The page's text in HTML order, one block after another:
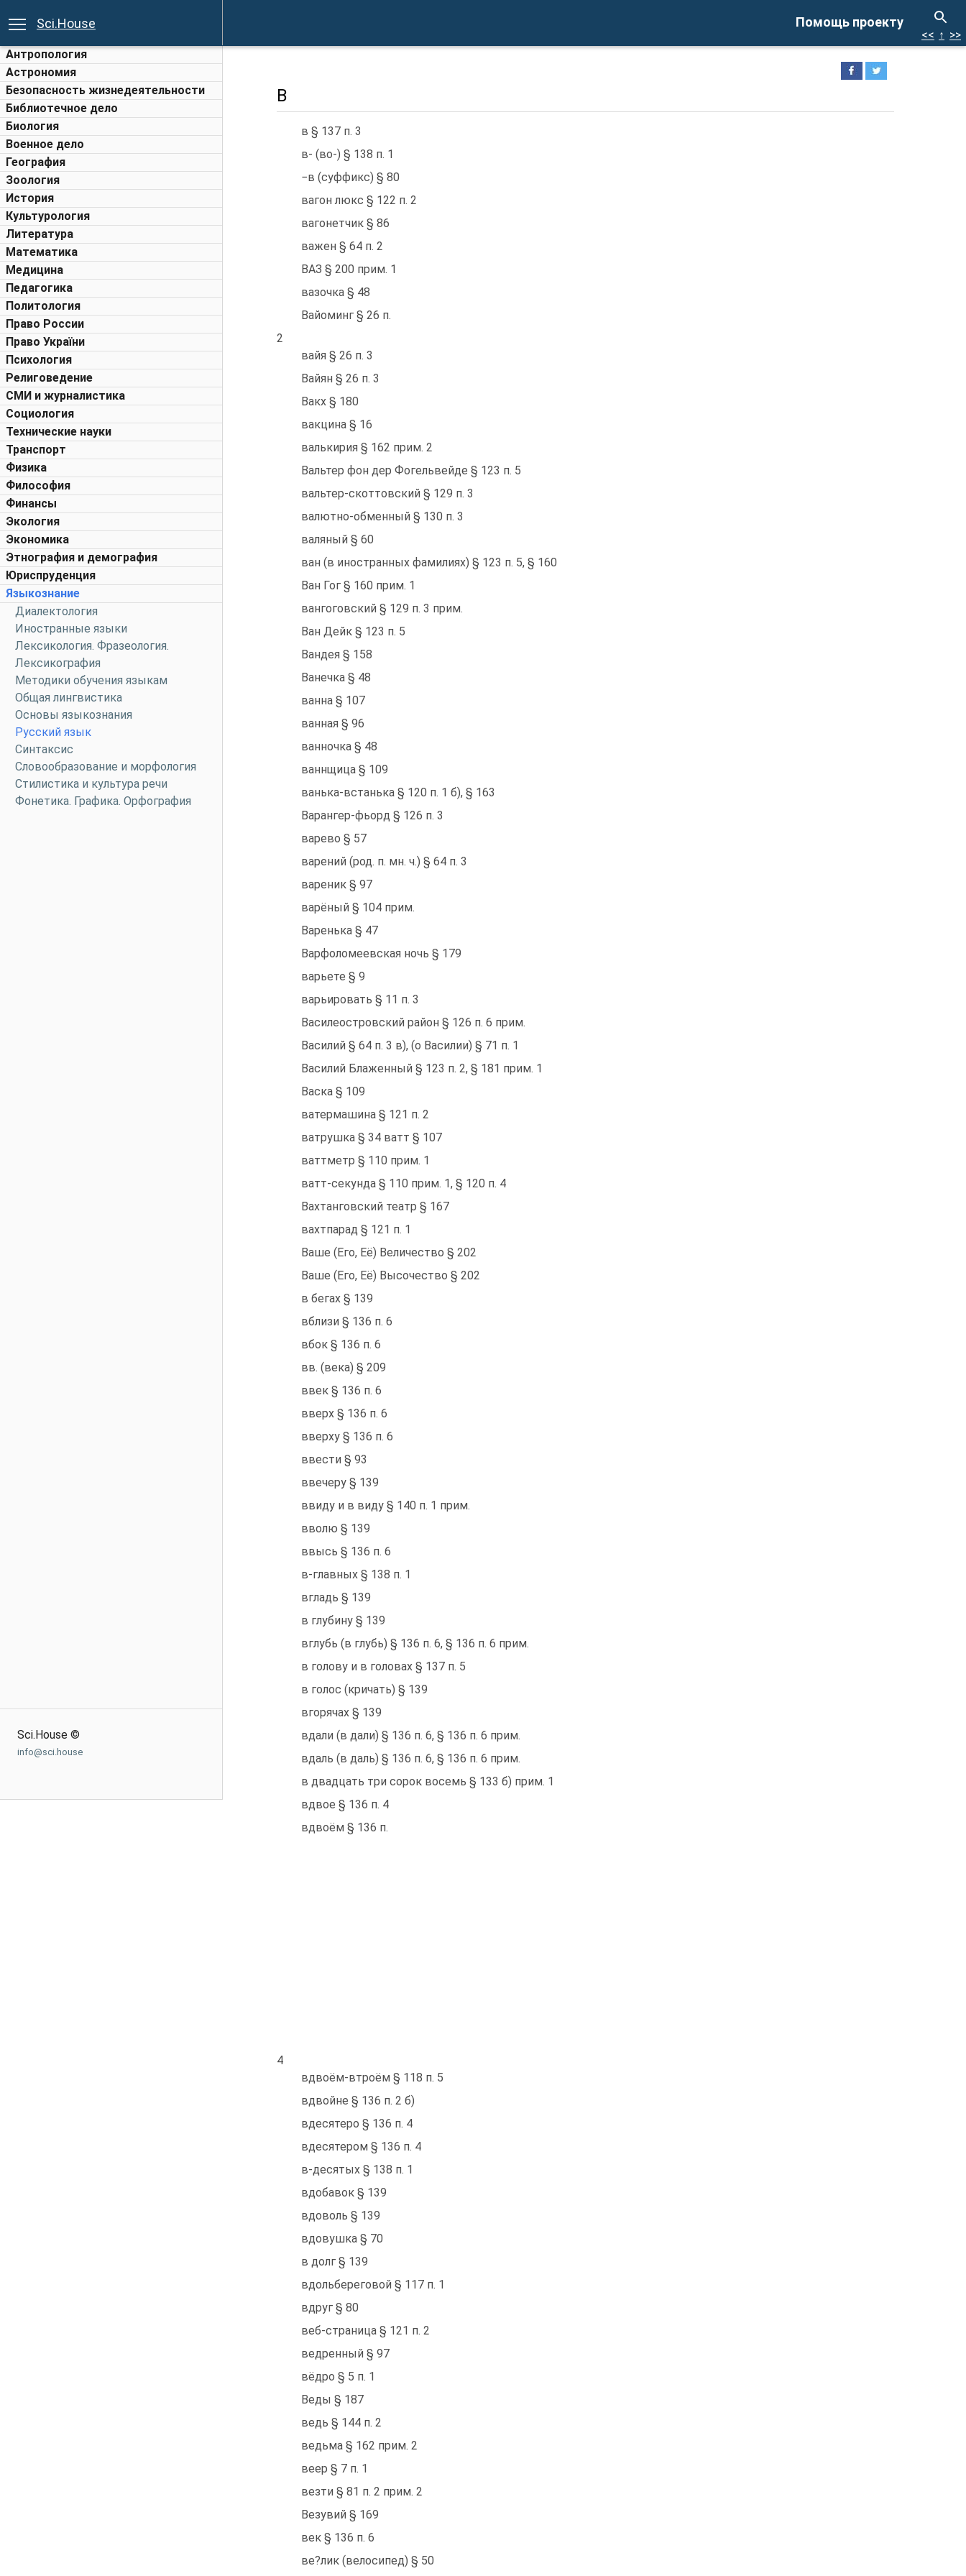
Помощь проекту
Sci.House
Антропология
Астрономия
Безопасность жизнедеятельности
Библиотечное дело
Биология
Военное дело
География
Зоология
История
Культурология
Литература
Математика
Медицина
Педагогика
Политология
Право России
Право України
Психология
Религоведение
СМИ и журналистика
Социология
Технические науки
Транспорт
Физика
Философия
Финансы
Экология
Экономика
Этнография и демография
Юриспруденция
Языкознание
Диалектология
Иностранные языки
Лексикология. Фразеология.
Лексикография
Методики обучения языкам
Общая лингвистика
Основы языкознания
Русский язык
Синтаксис
Словообразование и морфология
Стилистика и культура речи
Фонетика. Графика. Орфография
Sci.House ©
info@sci.house
<< ↑ >>
В
в § 137 п. 3
в- (во-) § 138 п. 1
−в (суффикс) § 80
вагон люкс § 122 п. 2
вагонетчик § 86
важен § 64 п. 2
ВАЗ § 200 прим. 1
вазочка § 48
Вайоминг § 26 п.
2
вайя § 26 п. 3
Вайян § 26 п. 3
Вакх § 180
вакцина § 16
валькирия § 162 прим. 2
Вальтер фон дер Фогельвейде § 123 п. 5
вальтер-скоттовский § 129 п. 3
валютно-обменный § 130 п. 3
валяный § 60
ван (в иностранных фамилиях) § 123 п. 5, § 160
Ван Гог § 160 прим. 1
вангоговский § 129 п. 3 прим.
Ван Дейк § 123 п. 5
Вандея § 158
Ванечка § 48
ванна § 107
ванная § 96
ванночка § 48
ваннщица § 109
ванька-встанька § 120 п. 1 б), § 163
Варангер-фьорд § 126 п. 3
варево § 57
варений (род. п. мн. ч.) § 64 п. 3
вареник § 97
варёный § 104 прим.
Варенька § 47
Варфоломеевская ночь § 179
варьете § 9
варьировать § 11 п. 3
Василеостровский район § 126 п. 6 прим.
Василий § 64 п. 3 в), (о Василии) § 71 п. 1
Василий Блаженный § 123 п. 2, § 181 прим. 1
Васка § 109
ватермашина § 121 п. 2
ватрушка § 34 ватт § 107
ваттметр § 110 прим. 1
ватт-секунда § 110 прим. 1, § 120 п. 4
Вахтанговский театр § 167
вахтпарад § 121 п. 1
Ваше (Его, Её) Величество § 202
Ваше (Его, Её) Высочество § 202
в бегах § 139
вблизи § 136 п. 6
вбок § 136 п. 6
вв. (века) § 209
ввек § 136 п. 6
вверх § 136 п. 6
вверху § 136 п. 6
ввести § 93
ввечеру § 139
ввиду и в виду § 140 п. 1 прим.
вволю § 139
ввысь § 136 п. 6
в-главных § 138 п. 1
вгладь § 139
в глубину § 139
вглубь (в глубь) § 136 п. 6, § 136 п. 6 прим.
в голову и в головах § 137 п. 5
в голос (кричать) § 139
вгорячах § 139
вдали (в дали) § 136 п. 6, § 136 п. 6 прим.
вдаль (в даль) § 136 п. 6, § 136 п. 6 прим.
в двадцать три сорок восемь § 133 б) прим. 1
вдвое § 136 п. 4
вдвоём § 136 п.
4
вдвоём-втроём § 118 п. 5
вдвойне § 136 п. 2 б)
вдесятеро § 136 п. 4
вдесятером § 136 п. 4
в-десятых § 138 п. 1
вдобавок § 139
вдоволь § 139
вдовушка § 70
в долг § 139
вдольбереговой § 117 п. 1
вдруг § 80
веб-страница § 121 п. 2
ведренный § 97
вёдро § 5 п. 1
Веды § 187
ведь § 144 п. 2
ведьма § 162 прим. 2
веер § 7 п. 1
везти § 81 п. 2 прим. 2
Везувий § 169
век § 136 п. 6
ве?лик (велосипед) § 50